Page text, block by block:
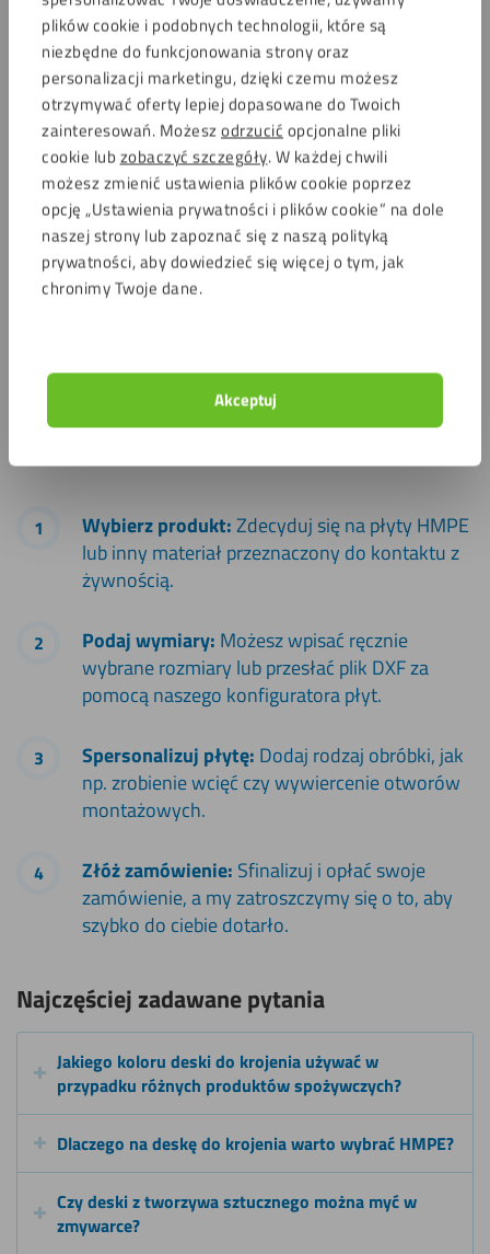
plików cookie i podobnych technologii, które są
niezbędne do funkcjonowania strony oraz
personalizacji marketingu, dzięki czemu możesz
otrzymywać oferty lepiej dopasowane do Twoich
zainteresowań. Możesz odrzucić opcjonalne pliki
cookie lub zobaczyć szczegóły. W każdej chwili
możesz zmienić ustawienia plików cookie poprzez
opcję „Ustawienia prywatności i plików cookie” na dole
naszej strony lub zapoznać się z naszą polityką
prywatności, aby dowiedzieć się więcej o tym, jak
chronimy Twoje dane.
Akceptuj
HMPE 500 kolor naturalny 10
mm
189,25zł z VAT
HMPE 1000 zielony 10 mm
259,58zł z VAT
sztucznego?
Zamówienie deski do krojenia z tworzywa sztucznego
poprzez naszą stronę internetową jest bardzo proste. Oto, co
Wybierz produkt:Zdecyduj się na płyty HMPE
lub inny materiał przeznaczony do kontaktu z
żywnością.
Podaj wymiary: Możesz wpisać ręcznie
wybrane rozmiary lub przesłać plik DXF za
pomocą naszego konfiguratora płyt.
Spersonalizuj płytę: Dodaj rodzaj obróbki, jak
np. zrobienie wcięć czy wywiercenie otworów
montażowych.
Złóż zamówienie: Sfinalizuj i opłać swoje
zamówienie, a my zatroszczymy się o to, aby
szybko do ciebie dotarło.
Najczęściej zadawane pytania
Jakiego koloru deski do krojenia używać w
przypadku różnych produktów spożywczych?
Dlaczego na deskę do krojenia warto wybrać HMPE?
Czy deski z tworzywa sztucznego można myć w
zmywarce?